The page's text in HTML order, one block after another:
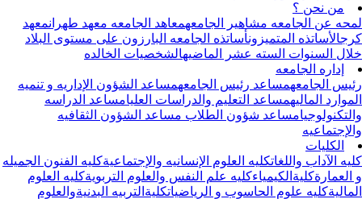
من نحن ؟
عن الجامعهمشاهیر الجامعهمعاهد الجامعهمعهد طهران معهد
الأساتذه المتمیزونأساتذه الجامعه البارزون علی مستوی البلاد
السنوات السته عشر الماضیهالشخصیات الخالده
إداره الجامعه
الجامعهمساعد رئیس الجامعهمساعد الشؤون الإداریه و تنمیه
المالیهمساعد التعلیم والدراسات العلیامساعد الدراسه
مساعد شؤون الطلابمساعد الشؤون الثقافیه
الکلیات
الآداب واللغاتکلیه العلوم الإنسانیه والإجتماعیةکلیه الفنون الجمیله
کلیةالکیمیاءکلیه علم النفس والعلوم التربویةکلیه العلوم
کلیه علوم الحاسوب و الریاضیاتکلیةالتربیه البدنیةوالعلوم